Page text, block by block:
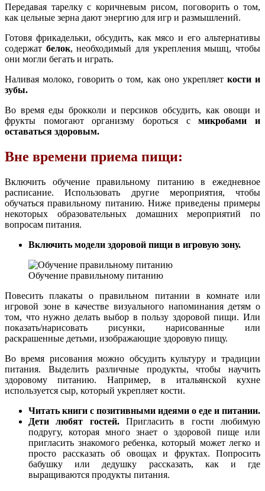
Передавая тарелку с коричневым рисом, поговорить о том,
как цельные зерна дают энергию для игр и размышлений.
Готовя фрикадельки, обсудить, как мясо и его альтернативы
содержат белок, необходимый для укрепления мышц, чтобы
они могли бегать и играть.
Наливая молоко, говорить о том, как оно укрепляеткости и
зубы.
Во время еды брокколи и персиков обсудить, как овощи и
фрукты помогают организму бороться смикробами и
оставаться здоровым.
Вне времени приема пищи:
Включить обучение правильному питанию в ежедневное
расписание. Использовать другие мероприятия, чтобы
обучаться правильному питанию. Ниже приведены примеры
некоторых образовательных домашних мероприятий по
вопросам питания.
Включить модели здоровой пищи в игровую зону.
Обучение правильному питанию
Повесить плакаты о правильном питании в комнате или
игровой зоне в качестве визуального напоминания детям о
том, что нужно делать выбор в пользу здоровой пищи. Или
показать/нарисовать рисунки, нарисованные или
раскрашенные детьми, изображающие здоровую пищу.
Во время рисования можно обсудить культуру и традиции
питания. Выделить различные продукты, чтобы научить
здоровому питанию. Например, в итальянской кухне
используется сыр, который укрепляет кости.
Читать книги с позитивными идеями о еде и питании.
Дети любят гостей.Пригласить в гости любимую
подругу, которая много знает о здоровой пище или
пригласить знакомого ребенка, который может легко и
просто рассказать об овощах и фруктах. Попросить
бабушку или дедушку рассказать, как и где
выращиваются продукты питания.